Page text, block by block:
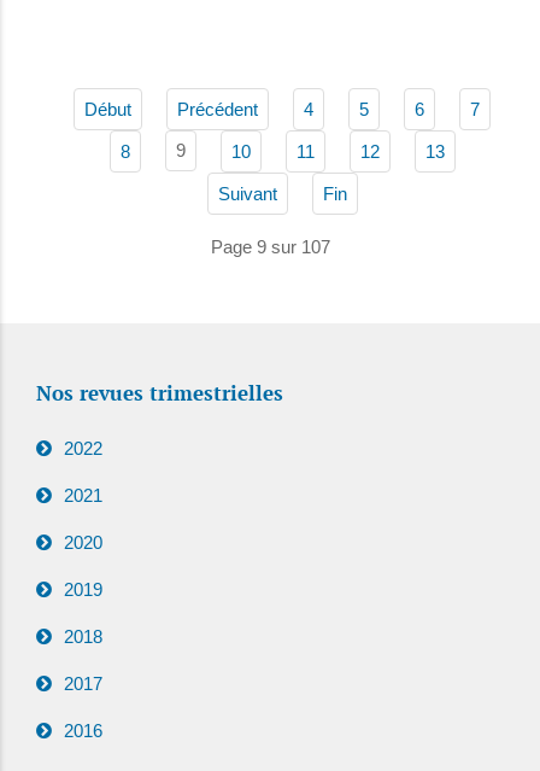
Début Précédent 4 5 6 7
8 9 10 11 12 13
Suivant Fin
Page 9 sur 107
Nos revues trimestrielles
2022
2021
2020
2019
2018
2017
2016